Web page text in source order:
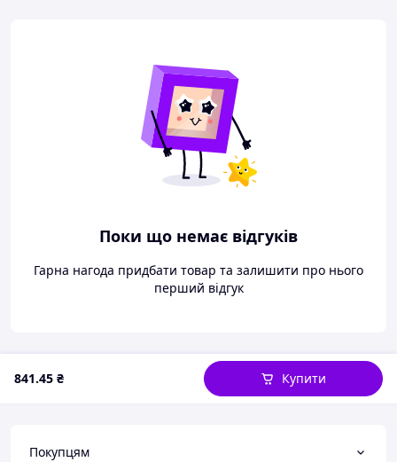
Поки що немає відгуків
Гарна нагода придбати товар та залишити про нього
перший відгук
841.45 ₴ Купити
Покупцям